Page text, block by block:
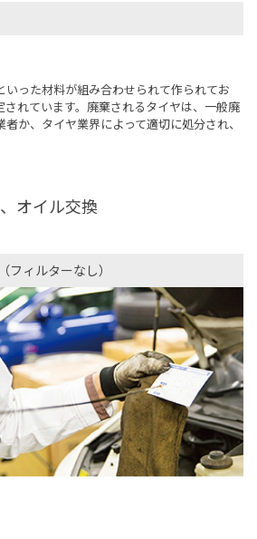
いった材料が組み合わせられて作られてお
されています。廃棄されるタイヤは、一般廃
か、タイヤ業界によって適切に処分され、
オイル交換
ィルターなし）​